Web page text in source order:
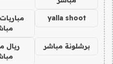
yalla shoot
برشلونة مباشر
ريال